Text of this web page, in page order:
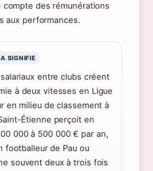
compte des rémunérations
aux performances.
SIGNIFIE
entre clubs créent
à deux vitesses en Ligue
en milieu de classement à
Étienne perçoit en
000 à 500 000 € par an,
footballeur de Pau ou
souvent deux à trois fois